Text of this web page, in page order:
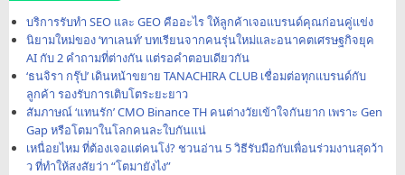
บริการรับทำ SEO และ GEO คืออะไร ให้ลูกค้าเจอแบรนด์คุณก่อนคู่แข่ง
นิยามใหม่ของ ‘ทาเลนท์’ บทเรียนจากคนรุ่นใหม่และอนาคตเศรษฐกิจยุค
AI กับ 2 คำถามที่ต่างกัน แต่รอคำตอบเดียวกัน
‘ธนจิรา กรุ๊ป’ เดินหน้าขยาย TANACHIRA CLUB เชื่อมต่อทุกแบรนด์กับ
ลูกค้า รองรับการเติบโตระยะยาว
สัมภาษณ์ ‘แทนรัก’ CMO Binance TH คนต่างวัยเข้าใจกันยาก เพราะ Gen
Gap หรือโตมาในโลกคนละใบกันแน่
เหนื่อยไหม ที่ต้องเจอแต่คนโง่? ชวนอ่าน 5 วิธีรับมือกับเพื่อนร่วมงานสุดว้า
ว ที่ทำให้สงสัยว่า “โตมายังไง”